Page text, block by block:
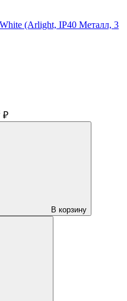
(Arlight, IP40 Металл, 3
₽
В корзину